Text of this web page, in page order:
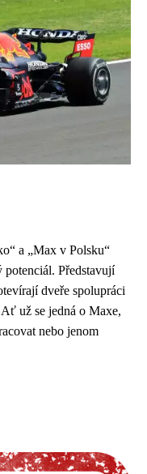
a „Max v Polsku“
potenciál. Představují
dveře spolupráci
už se jedná o Maxe,
nebo jenom